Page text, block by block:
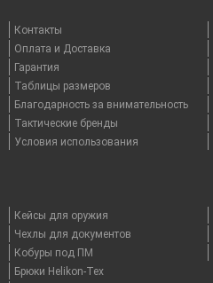
Контакты
Оплата и Доставка
Гарантия
Таблицы размеров
Благодарность за внимательность
Тактические бренды
Условия использования
Кейсы для оружия
Чехлы для документов
Кобуры под ПМ
Брюки Helikon-Tex